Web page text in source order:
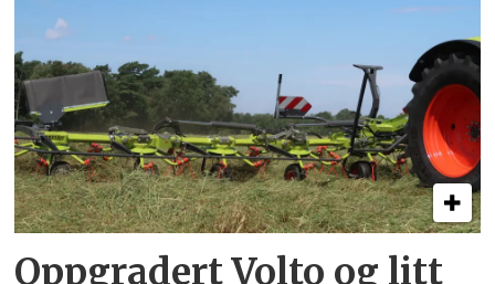
Oppgradert Volto og litt